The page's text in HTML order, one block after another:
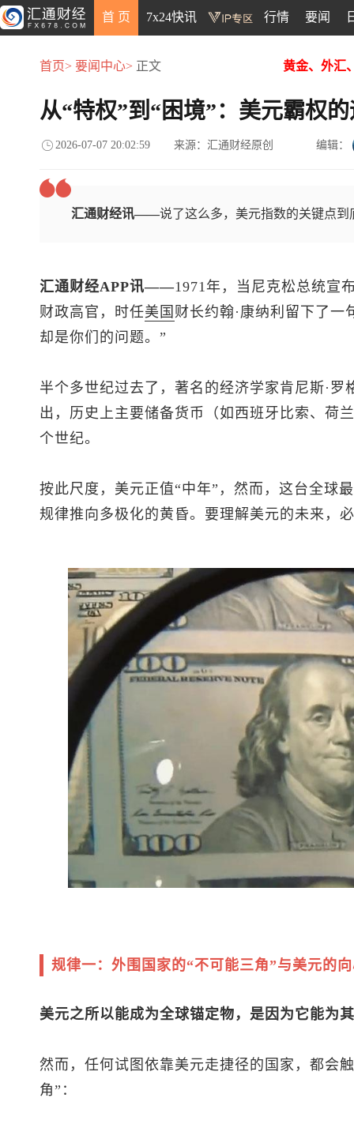
首 页 7x24快讯 行情 要闻
首页> 要闻中心> 正文 黄金、外汇
从“特权”到“困境”：美元霸权
2026-07-07 20:02:59 来源：汇通财经原创 编辑：
汇通财经讯——说了这么多，美元指数的关键点到
汇通财经APP讯——1971年，当尼克松总统宣
财政高官，时任美国 财长约翰·康纳利留下了一
却是你们的问题。”
半个多世纪过去了，著名的经济学家肯尼斯·
出，历史上主要储备货币（如西班牙比索、荷
个世纪。
按此尺度，美元正值“中年”，然而，这台全球
规律推向多极化的黄昏。要理解美元的未来，
规律一：外围国家的“不可能三角”与美元的
美元之所以能成为全球锚定物，是因为它能为
然而，任何试图依靠美元走捷径的国家，都会
角”：